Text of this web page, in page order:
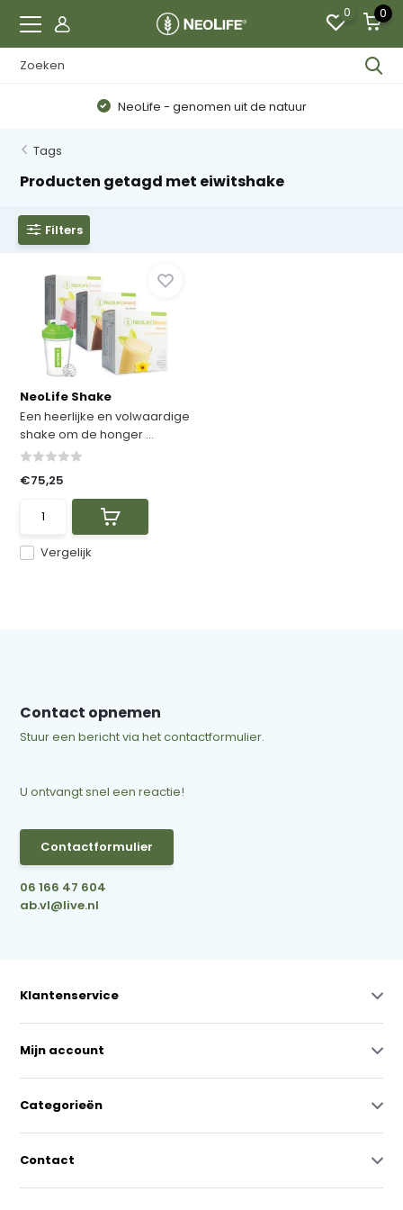
0 0
NeoLife - genomen uit de natuur
Tags
Producten getagd met eiwitshake
Filters
NeoLife Shake
Een heerlijke en volwaardige
shake om de honger ...
Vergelijk
€75,25
Contact opnemen
Stuur een bericht via het contactformulier.
U ontvangt snel een reactie!
Contactformulier
06 166 47 604
ab.vl@live.nl
Klantenservice
Mijn account
Categorieën
Contact